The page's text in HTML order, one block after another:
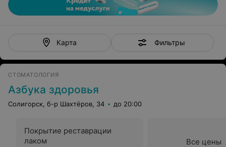
Карта Фильтры
СТОМАТОЛОГИЯ
Азбука здоровья
Солигорск, б-р Шахтёров, 34 до 20:00
Покрытие реставрации
лаком
Все цены